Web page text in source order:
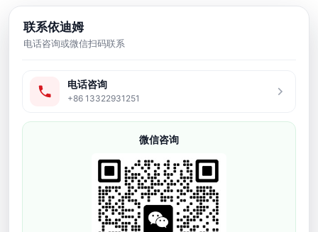
工业级3D打印机价格、设备选型、光
敏树脂配套、样品测试和售后服务咨
询，请通过电话或在线留言联系我
们。
联系依迪姆
电话咨询或微信扫码联系
电话咨询
+86 13322931251
微信咨询